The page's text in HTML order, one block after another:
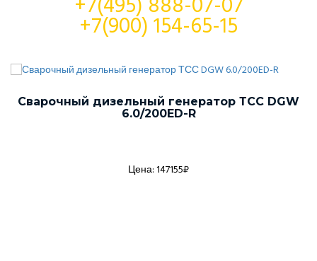
+7(900) 154-65-15
Сварочный дизельный генератор ТСС DGW
6.0/200ED-R
Цена: 147155₽